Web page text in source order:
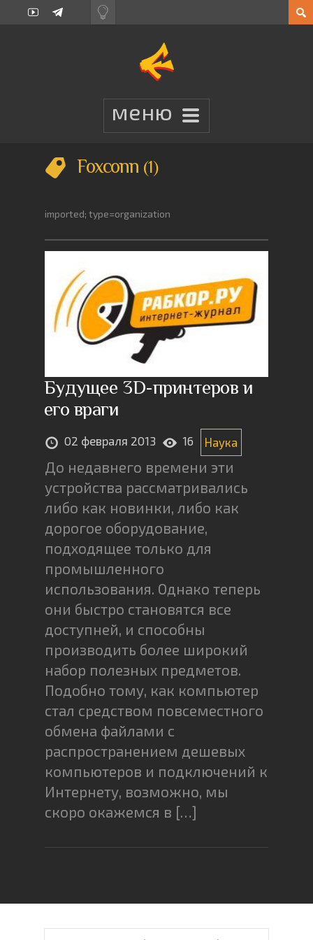
Foxconn 1
imported; type=organization
Будущее 3D-принтеров и
его враги
02 февраля 2013 16 Наука
До недавнего времени эти
устройства рассматривались
либо как новинки, либо как
дорогое оборудование,
подходящее только для
промышленного
использования. Однако теперь
они быстро становятся все
доступней, и способны
производить более широкий
набор полезных предметов.
Подобно тому, как компьютер
стал средством повсеместного
обмена файлами с
распространением дешевых
компьютеров и подключений к
Интернету, возможно, мы
скоро окажемся в […]